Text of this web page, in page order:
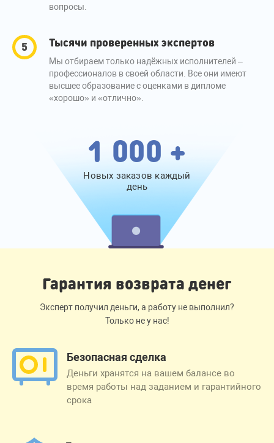
вопросы.
Тысячи проверенных экспертов
Мы отбираем только надёжных исполнителей –
профессионалов в своей области. Все они имеют
высшее образование с оценками в дипломе
«хорошо» и «отлично».
1 000 +
Новых заказов каждый
день
Гарантия возврата денег
Эксперт получил деньги, а работу не выполнил?
Только не у нас!
Безопасная сделка
Деньги хранятся на вашем балансе во
время работы над заданием и гарантийного
срока